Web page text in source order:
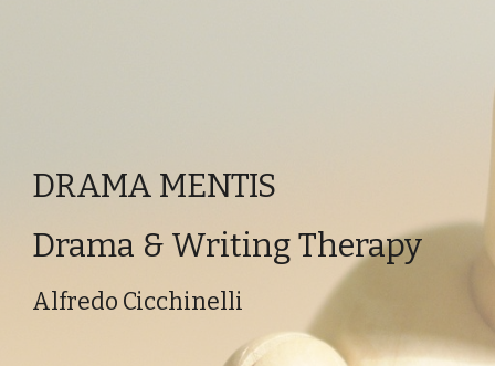
DRAMA MENTIS
Drama & Writing Therapy
Alfredo Cicchinelli